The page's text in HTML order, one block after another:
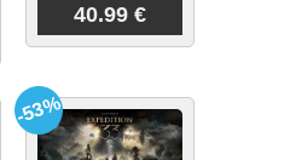
40.99 €
-53%